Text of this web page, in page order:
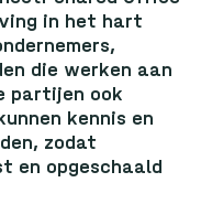
in het hart
die werken aan
partijen ook
kennis en
zodat
en opgeschaald